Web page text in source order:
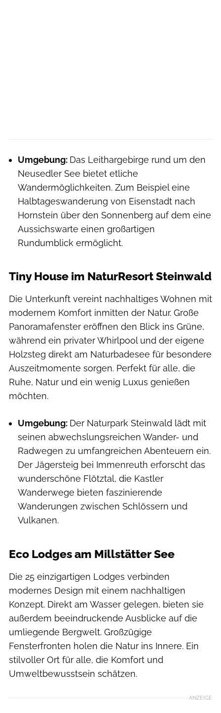
Umgebung: Das Leithargebirge rund um den
Neusedler See bietet etliche
Wandermöglichkeiten. Zum Beispiel eine
Halbtageswanderung von Eisenstadt nach
Hornstein über den Sonnenberg auf dem eine
Aussichswarte einen großartigen
Rundumblick ermöglicht.
Tiny House im NaturResort Steinwald
Die Unterkunft vereint nachhaltiges Wohnen mit
modernem Komfort inmitten der Natur. Große
Panoramafenster eröffnen den Blick ins Grüne,
während ein privater Whirlpool und der eigene
Holzsteg direkt am Naturbadesee für besondere
Auszeitmomente sorgen. Perfekt für alle, die
Ruhe, Natur und ein wenig Luxus genießen
möchten.
Umgebung: Der Naturpark Steinwald lädt mit
seinen abwechslungsreichen Wander- und
Radwegen zu umfangreichen Abenteuern ein.
Der Jägersteig bei Immenreuth erforscht das
wunderschöne Flötztal, die Kastler
Wanderwege bieten faszinierende
Wanderungen zwischen Schlössern und
Vulkanen.
Eco Lodges am Millstätter See
Die 25 einzigartigen Lodges verbinden
modernes Design mit einem nachhaltigen
Konzept. Direkt am Wasser gelegen, bieten sie
außerdem beeindruckende Ausblicke auf die
umliegende Bergwelt. Großzügige
Fensterfronten holen die Natur ins Innere. Ein
stilvoller Ort für alle, die Komfort und
Umweltbewusstsein schätzen.
ANZEIGE